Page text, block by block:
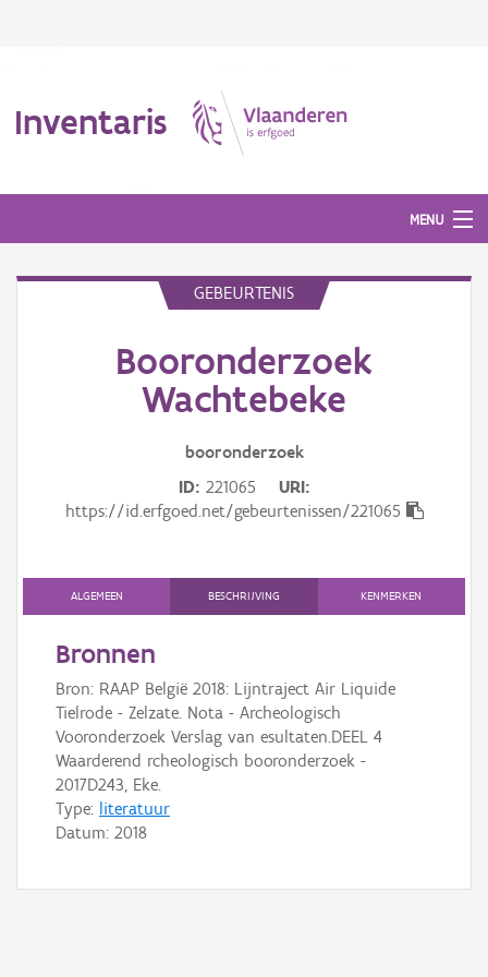
Inventaris
MENU
Aanduidingsobject
Gebeurtenis
Downloads
Hergebruik
Aanmelden
GEBEURTENIS
Booronderzoek
Wachtebeke
booronderzoek
ID 221065
URI
https://id.erfgoed.net/gebeurtenissen/221065
ALGEMEEN BESCHRIJVING KENMERKEN
Bronnen
Bron: RAAP België 2018: Lijntraject Air Liquide
Tielrode - Zelzate. Nota - Archeologisch
Vooronderzoek Verslag van esultaten.DEEL 4
Waarderend rcheologisch booronderzoek -
2017D243, Eke.
Type: literatuur
Datum: 2018